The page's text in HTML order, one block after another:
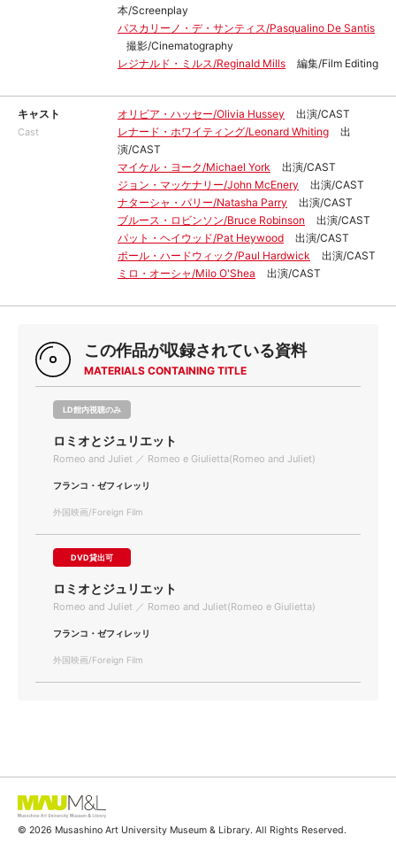
本/Screenplay
パスカリーノ・デ・サンティス/Pasqualino De Santis
撮影/Cinematography
レジナルド・ミルス/Reginald Mills
編集/Film Editing
キャスト
Cast
オリビア・ハッセー/Olivia Hussey
出演/CAST
レナード・ホワイティング/Leonard Whiting
出
演/CAST
マイケル・ヨーク/Michael York
出演/CAST
ジョン・マッケナリー/John McEnery
出演/CAST
ナターシャ・パリー/Natasha Parry
出演/CAST
ブルース・ロビンソン/Bruce Robinson
出演/CAST
パット・ヘイウッド/Pat Heywood
出演/CAST
ポール・ハードウィック/Paul Hardwick
出演/CAST
ミロ・オーシャ/Milo O'Shea
出演/CAST
この作品が収録されている資料
MATERIALS CONTAINING TITLE
LD館内視聴のみ
ロミオとジュリエット
Romeo and Juliet ／ Romeo e Giulietta(Romeo and Juliet)
フランコ・ゼフィレッリ
外国映画/Foreign Film
DVD貸出可
ロミオとジュリエット
Romeo and Juliet ／ Romeo and Juliet(Romeo e Giulietta)
フランコ・ゼフィレッリ
外国映画/Foreign Film
© 2026 Musashino Art University Museum & Library. All Rights Reserved.